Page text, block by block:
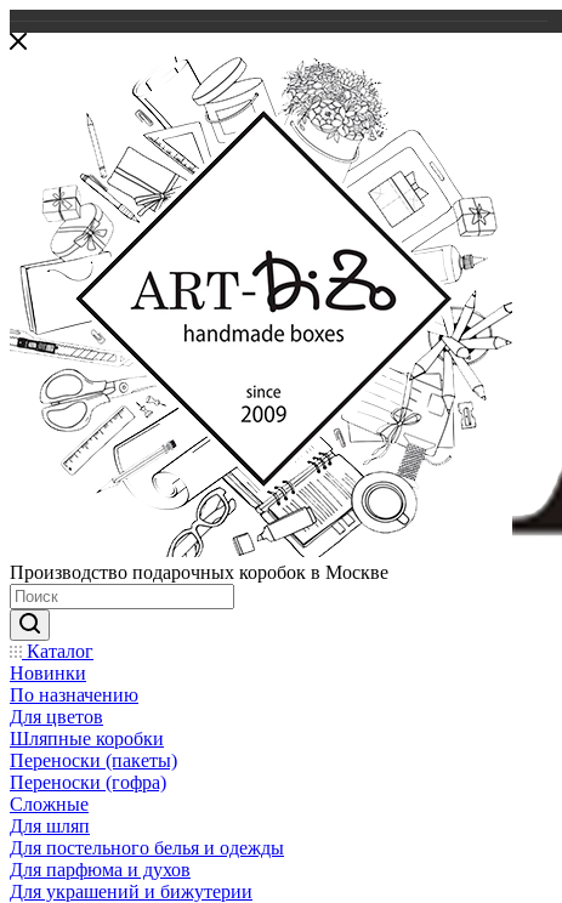
Производство подарочных коробок в Москве
Каталог
Новинки
По назначению
Для цветов
Шляпные коробки
Переноски (пакеты)
Переноски (гофра)
Сложные
Для шляп
Для постельного белья и одежды
Для парфюма и духов
Для украшений и бижутерии